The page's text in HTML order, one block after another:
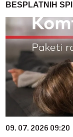
BESPLATNIH
09. 07. 2026 09:20